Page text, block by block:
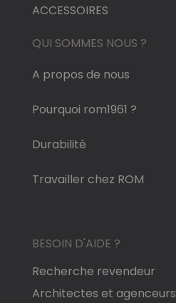
ACCESSOIRES
QUI SOMMES NOUS ?
A propos de nous
Pourquoi rom1961 ?
Durabilité
Travailler chez ROM
BESOIN D'AIDE ?
Recherche revendeur
Architectes et agenceurs